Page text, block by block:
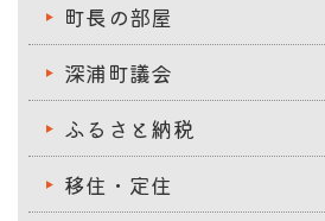
町長の部屋
深浦町議会
ふるさと納税
移住・定住